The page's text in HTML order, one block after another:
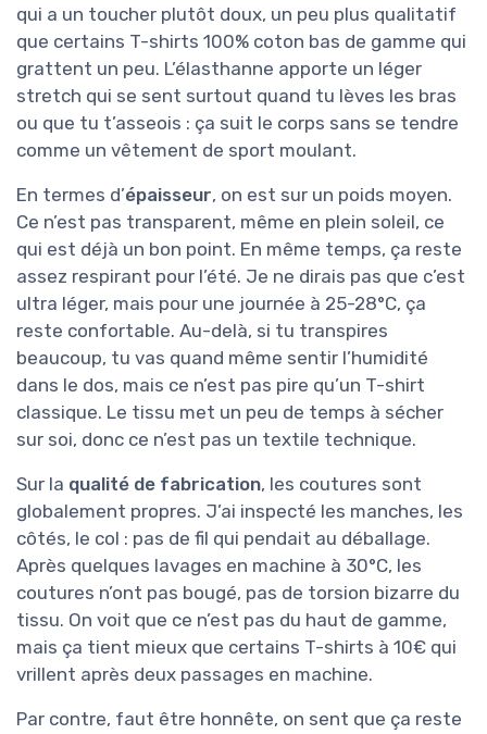
qui a un toucher plutôt doux, un peu plus qualitatif
que certains T-shirts 100% coton bas de gamme qui
grattent un peu. L’élasthanne apporte un léger
stretch qui se sent surtout quand tu lèves les bras
ou que tu t’asseois : ça suit le corps sans se tendre
comme un vêtement de sport moulant.
En termes d’épaisseur, on est sur un poids moyen.
Ce n’est pas transparent, même en plein soleil, ce
qui est déjà un bon point. En même temps, ça reste
assez respirant pour l’été. Je ne dirais pas que c’est
ultra léger, mais pour une journée à 25-28°C, ça
reste confortable. Au-delà, si tu transpires
beaucoup, tu vas quand même sentir l’humidité
dans le dos, mais ce n’est pas pire qu’un T-shirt
classique. Le tissu met un peu de temps à sécher
sur soi, donc ce n’est pas un textile technique.
Sur la qualité de fabrication, les coutures sont
globalement propres. J’ai inspecté les manches, les
côtés, le col : pas de fil qui pendait au déballage.
Après quelques lavages en machine à 30°C, les
coutures n’ont pas bougé, pas de torsion bizarre du
tissu. On voit que ce n’est pas du haut de gamme,
mais ça tient mieux que certains T-shirts à 10€ qui
vrillent après deux passages en machine.
Par contre, faut être honnête, on sent que ça reste